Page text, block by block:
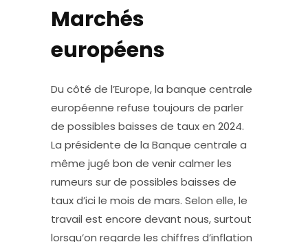
Marchés
européens
Du côté de l’Europe, la banque centrale
européenne refuse toujours de parler
de possibles baisses de taux en 2024.
La présidente de la Banque centrale a
même jugé bon de venir calmer les
rumeurs sur de possibles baisses de
taux d’ici le mois de mars. Selon elle, le
travail est encore devant nous, surtout
lorsqu’on regarde les chiffres d’inflation